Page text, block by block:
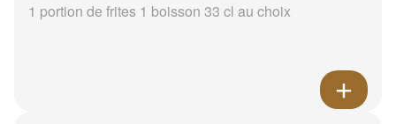
1 portion de frites 1 boisson 33 cl au choix